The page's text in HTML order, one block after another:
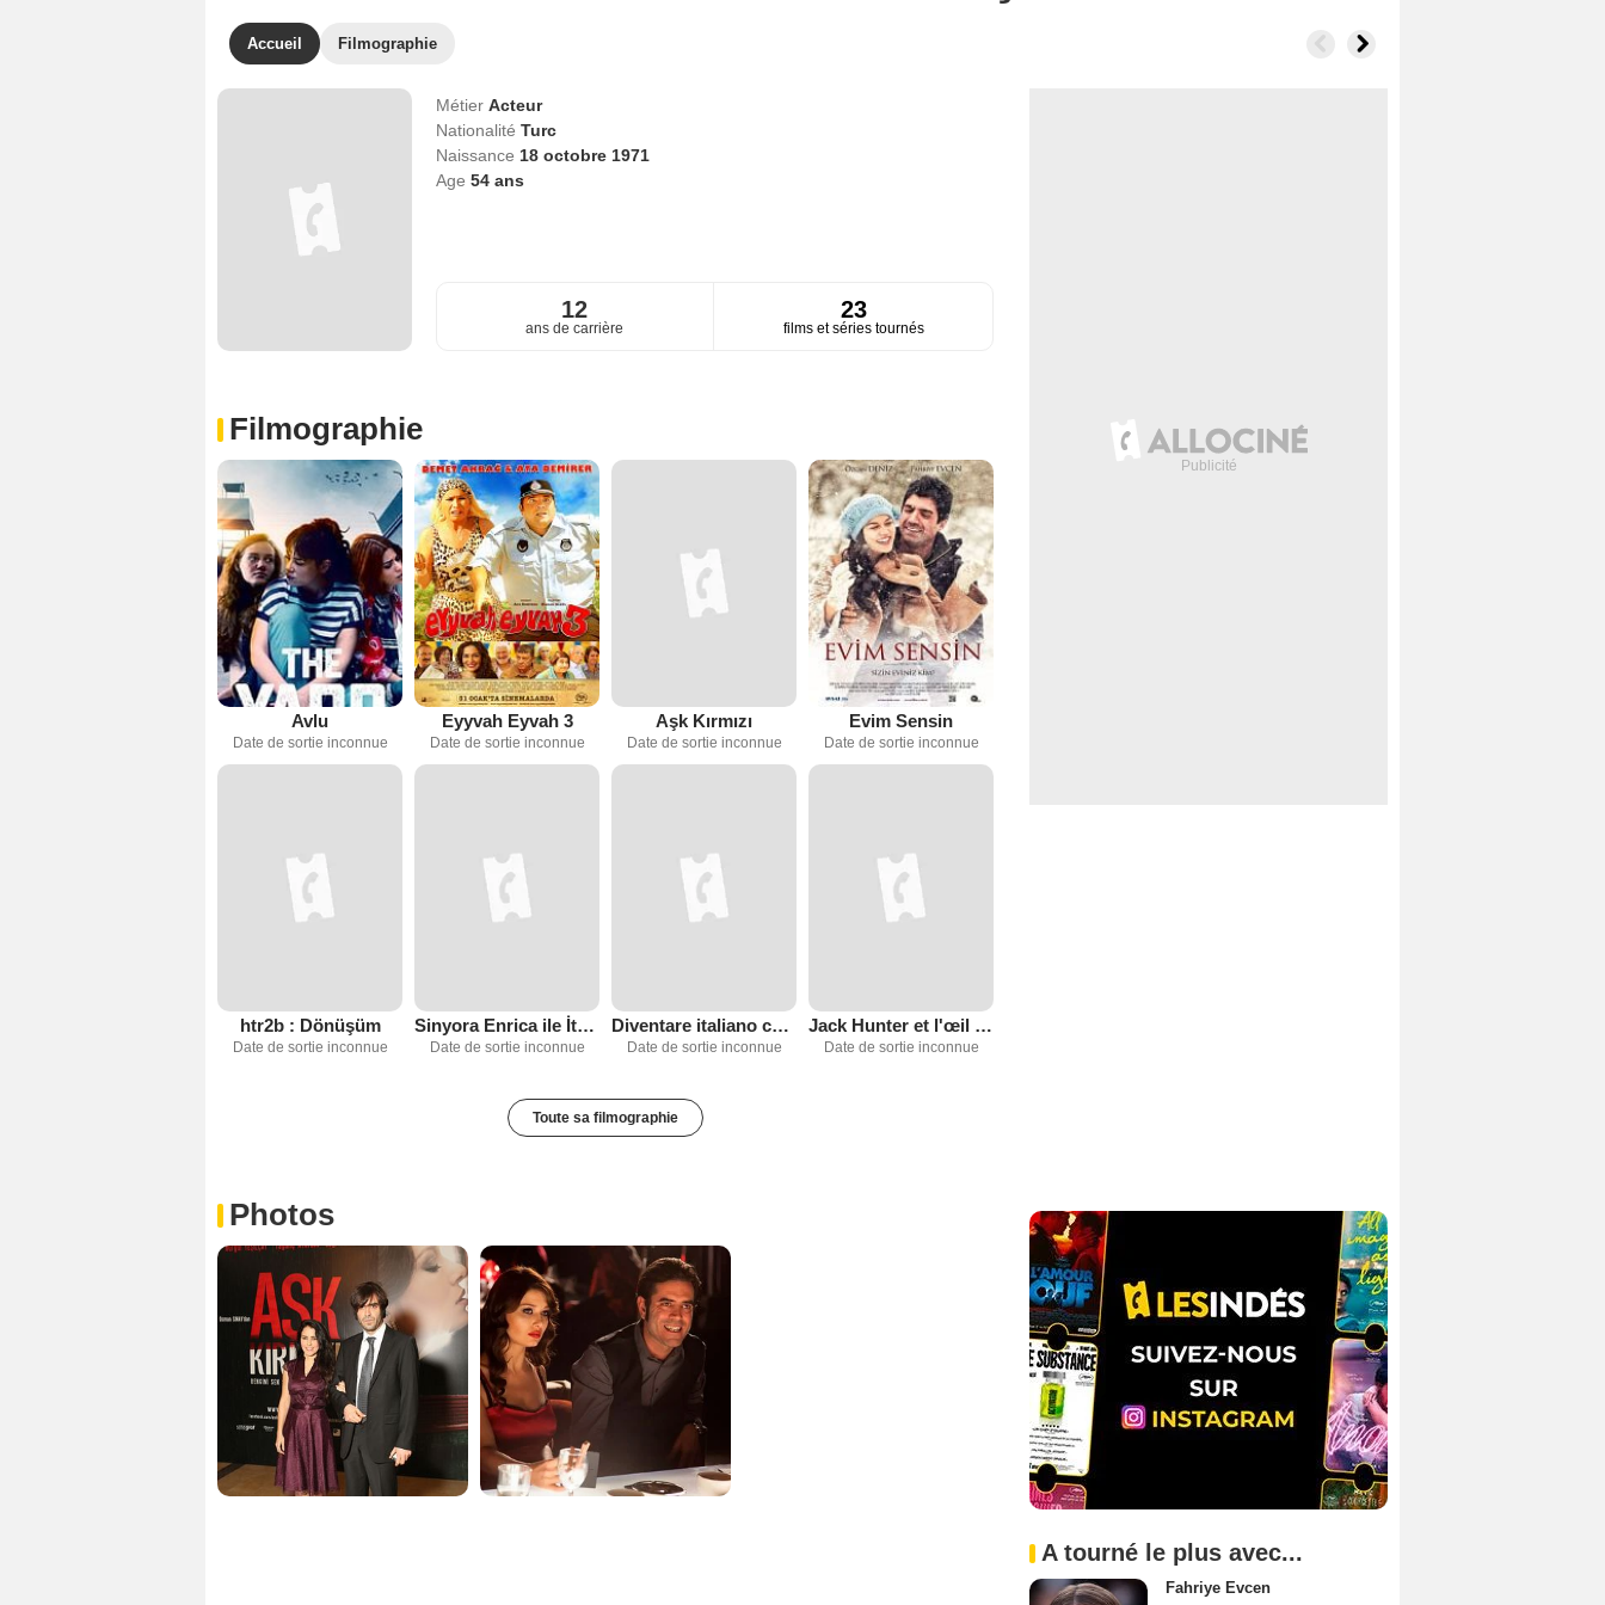
Accueil Filmographie
Métier Acteur
Nationalité Turc
Naissance 18 octobre 1971
Age 54ans
12
ans de carrière
23
films et séries tournés
Filmographie
Avlu
Date de sortie inconnue
Eyyvah Eyvah 3
Date de sortie inconnue
Aşk Kırmızı
Date de sortie inconnue
Evim Sensin
Date de sortie inconnue
htr2b : Dönüşüm
Date de sortie inconnue
Sinyora Enrica ile İtalyan Olmak
Date de sortie inconnue
Diventare italiano con la signora Enrica
Date de sortie inconnue
Jack Hunter et l'œil de l'astre
Date de sortie inconnue
Toute sa filmographie
Photos
A tourné le plus avec...
Fahriye Evcen